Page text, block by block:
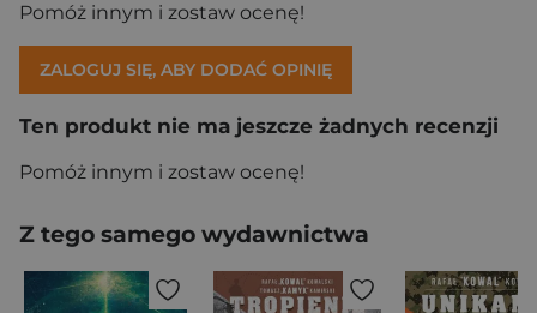
Pomóż innym i zostaw ocenę!
ZALOGUJ SIĘ, ABY DODAĆ OPINIĘ
Ten produkt nie ma jeszcze żadnych recenzji
Pomóż innym i zostaw ocenę!
Z tego samego wydawnictwa